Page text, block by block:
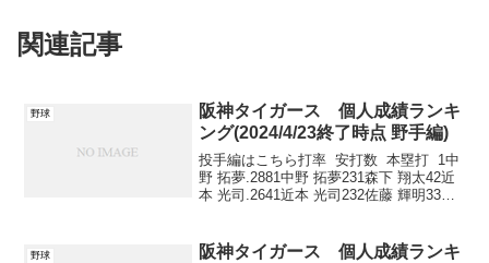
関連記事
野球
阪神タイガース 個人成績ランキ
ング(2024/4/23終了時点 野手編)
投手編はこちら打率 安打数 本塁打 1中
野 拓夢.2881中野 拓夢231森下 翔太42近
本 光司.2641近本 光司232佐藤 輝明33森
野球
阪神タイガース 個人成績ランキ